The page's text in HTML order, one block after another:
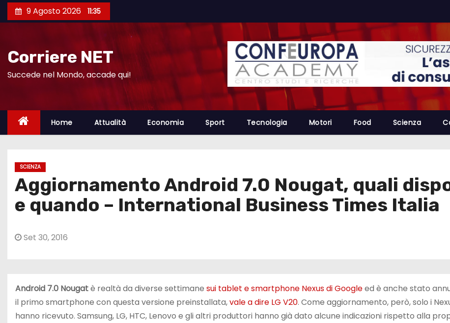
a
9 Agosto 2026 11:35
Corriere NET
Succede nel Mondo, accade qui!
Home Attualità Economia Sport Tecnologia Motori Food Scienza
SCIENZA
Aggiornamento Android 7.0 Nougat, quali
e quando – International Business Times Italia
Set 30, 2016
Android 7.0 Nougatè realtà da diverse settimane sui tablet e smartphone Nexus di Googleed è anche stato
il primo smartphone con questa versione preinstallata,vale a dire LG V20. Come aggiornamento, però, solo i
hanno ricevuto. Samsung, LG, HTC, Lenovo e gli altri produttori hanno già dato alcune indicazioni rispetto alla